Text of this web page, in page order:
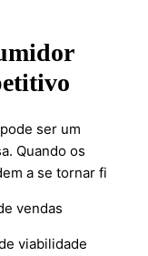
ser um
Quando os
a se tornar fi
vendas
viabilidade